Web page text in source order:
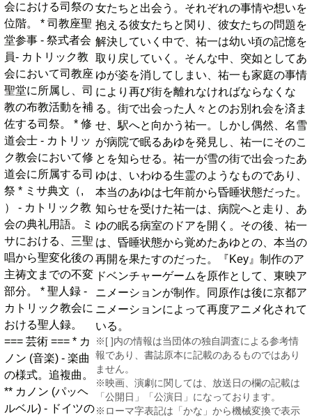
会における司祭の
位階。 * 司教座聖
堂参事 - 祭式者会
員- カトリック教
会において司教座
聖堂に所属し、司
教の布教活動を補
佐する司祭。 * 修
道会士 - カトリッ
ク教会において修
道会に所属する司
祭 * ミサ典文（,
） - カトリック教
会の典礼用語。ミ
サにおける、三聖
唱から聖変化後の
主祷文までの不変
部分。 * 聖人録 -
カトリック教会に
おける聖人録。
=== 芸術 === * カ
ノン (音楽) - 楽曲
の様式。追複曲。
** カノン (パッヘ
ルベル) - ドイツの
女たちと出会う。それぞれの事情や想いを
抱える彼女たちと関り、彼女たちの問題を
解決していく中で、祐一は幼い頃の記憶を
取り戻していく。そんな中、突如としてあ
ゆが姿を消してしまい、祐一も家庭の事情
により再び街を離れなければならなくな
る。街で出会った人々とのお別れ会を済ま
せ、駅へと向かう祐一。しかし偶然、名雪
が病院で眠るあゆを発見し、祐一にそのこ
とを知らせる。祐一が雪の街で出会ったあ
ゆは、いわゆる生霊のようなものであり、
本当のあゆは七年前から昏睡状態だった。
知らせを受けた祐一は、病院へと走り、あ
ゆの眠る病室のドアを開く。その後、祐一
は、昏睡状態から覚めたあゆとの、本当の
再開を果たすのだった。『Key』制作のア
ドベンチャーゲームを原作として、東映ア
ニメーションが制作。同原作は後に京都ア
ニメーションによって再度アニメ化されて
いる。
※[ ]内の情報は当団体の独自調査による参考情
報であり、書誌原本に記載のあるものではあり
ません。
※映画、演劇に関しては、放送日の欄の記載は
「公開日」「公演日」になっております。
※ローマ字表記は「かな」から機械変換で表示